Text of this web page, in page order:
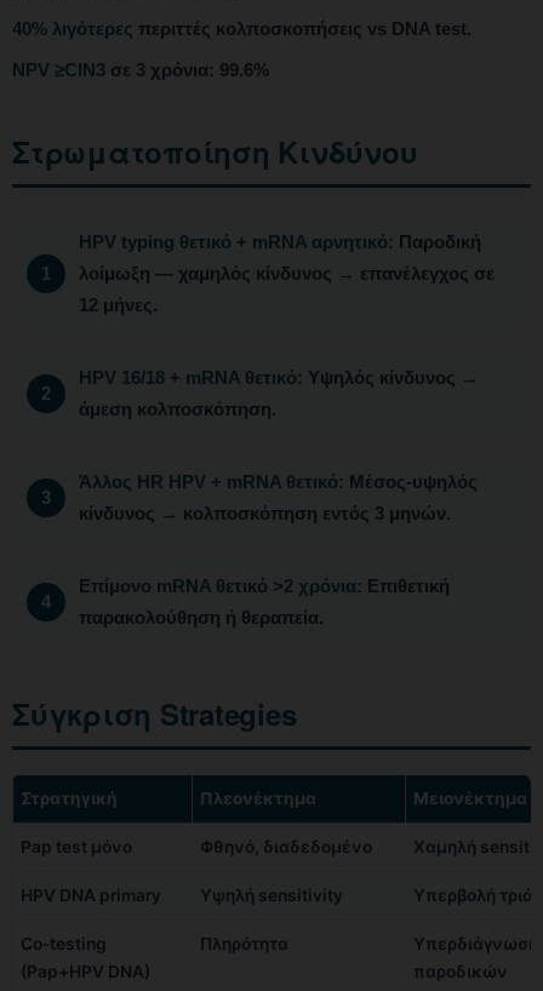
40% λιγότερες περιττές κολποσκοπήσεις vs DNA test.
NPV ≥CIN3 σε 3 χρόνια: 99.6%
Στρωματοποίηση Κινδύνου
HPV typing θετικό + mRNA αρνητικό: Παροδική
λοίμωξη — χαμηλός κίνδυνος → επανέλεγχος σε
12 μήνες.
HPV 16/18 + mRNA θετικό: Υψηλός κίνδυνος →
άμεση κολποσκόπηση.
Άλλος HR HPV + mRNA θετικό: Μέσος-υψηλός
κίνδυνος → κολποσκόπηση εντός 3 μηνών.
Επίμονο mRNA θετικό >2 χρόνια: Επιθετική
παρακολούθηση ή θεραπεία.
Σύγκριση Strategies
Στρατηγική Πλεονέκτημα Μειονέκτημα
Pap test μόνο Φθηνό, διαδεδομένο Χαμηλή
HPV DNA primary Υψηλή sensitivity Υπερβολή τριάζ
Co-testing
(Pap+HPV DNA)
Πληρότητα
Υπερδιάγνωση
παροδικών